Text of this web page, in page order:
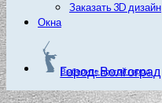
Заказать 3D дизайн
Окна
Город: Волгоград
Выберите другой город